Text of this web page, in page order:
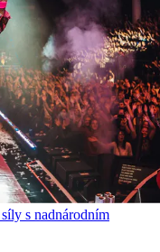
s nadnárodním